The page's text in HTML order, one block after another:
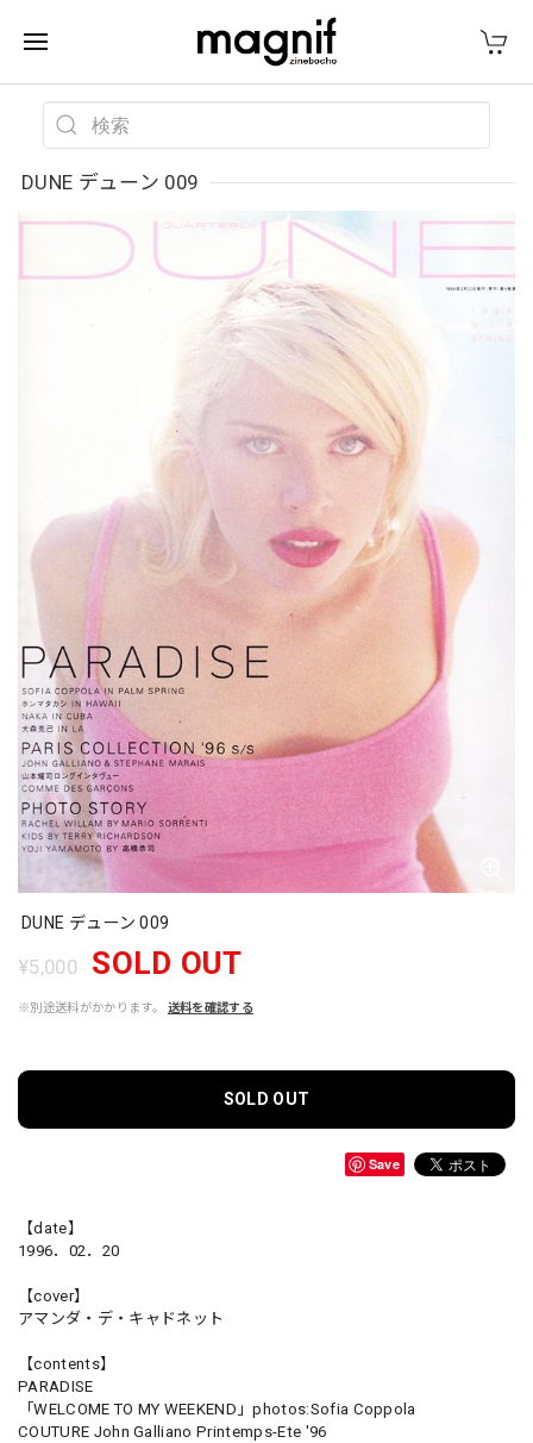
DUNE デューン 009
DUNE デューン 009
¥5,000 SOLD OUT
※別途送料がかかります。 送料を確認する
SOLD OUT
Save
【date】
1996．02．20
【cover】
アマンダ・デ・キャドネット
【contents】
PARADISE
「WELCOME TO MY WEEKEND」photos:Sofia Coppola
COUTURE John Galliano Printemps-Ete '96